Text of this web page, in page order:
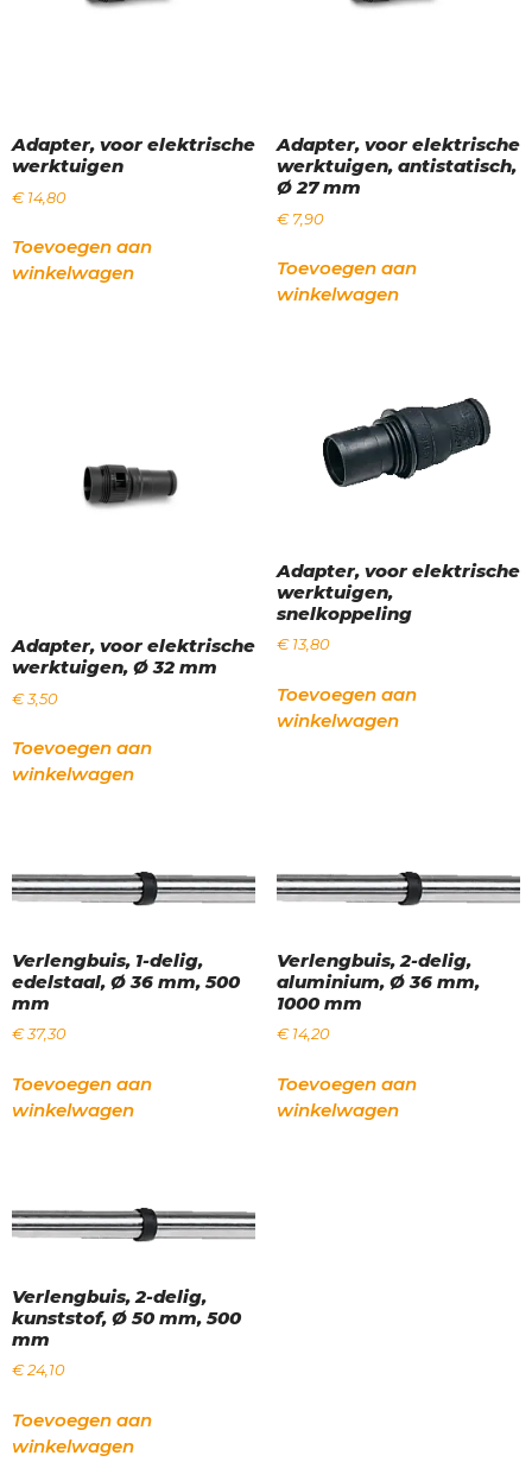
Adapter, voor elektrische
werktuigen
€14,80
Toevoegen aan
winkelwagen
Adapter, voor elektrische
werktuigen, antistatisch,
Ø 27 mm
€7,90
Toevoegen aan
winkelwagen
Adapter, voor elektrische
werktuigen, Ø 32 mm
€3,50
Toevoegen aan
winkelwagen
Adapter, voor elektrische
werktuigen,
snelkoppeling
€13,80
Toevoegen aan
winkelwagen
Verlengbuis, 1-delig,
edelstaal, Ø 36 mm, 500
mm
€37,30
Toevoegen aan
winkelwagen
Verlengbuis, 2-delig,
aluminium, Ø 36 mm,
1000 mm
€14,20
Toevoegen aan
winkelwagen
Verlengbuis, 2-delig,
kunststof, Ø 50 mm, 500
mm
€24,10
Toevoegen aan
winkelwagen